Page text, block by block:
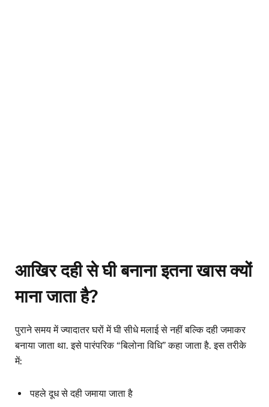
आखिर दही से घी बनाना इतना खास क्यों
माना जाता है?
पुराने समय में ज्यादातर घरों में घी सीधे मलाई से नहीं बल्कि दही जमाकर
बनाया जाता था. इसे पारंपरिक “बिलोना विधि” कहा जाता है. इस तरीके
में:
पहले दूध से दही जमाया जाता है